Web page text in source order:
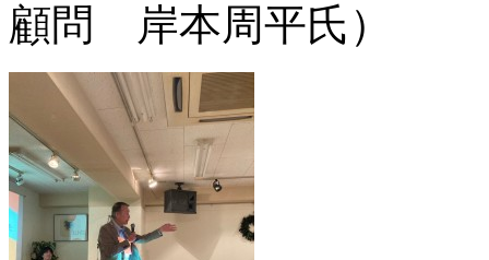
顧問 岸本周平氏）